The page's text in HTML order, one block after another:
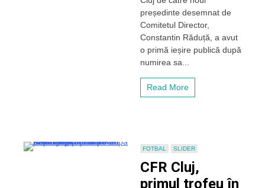
Universității
Cluj,
Ovidiu
Blag:
președinte desemnat de
Comitetul Director,
Constantin Răduță, a avut
o primă ieșire publică după
numirea sa...
Read More
FOTBAL SLIDER
CFR Cluj,
primul trofeu în